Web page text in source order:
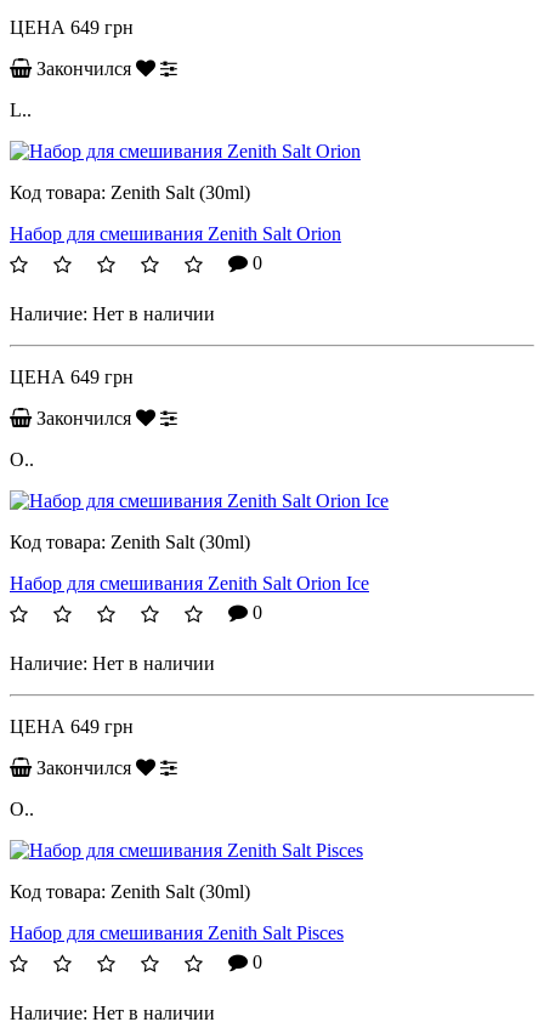
ЦЕНА 649 грн
Закончился
L..
Код товара: Zenith Salt (30ml)
Набор для смешивания Zenith Salt Orion
0
Наличие: Нет в наличии
ЦЕНА 649 грн
Закончился
O..
Код товара: Zenith Salt (30ml)
Набор для смешивания Zenith Salt Orion Ice
0
Наличие: Нет в наличии
ЦЕНА 649 грн
Закончился
O..
Код товара: Zenith Salt (30ml)
Набор для смешивания Zenith Salt Pisces
0
Наличие: Нет в наличии